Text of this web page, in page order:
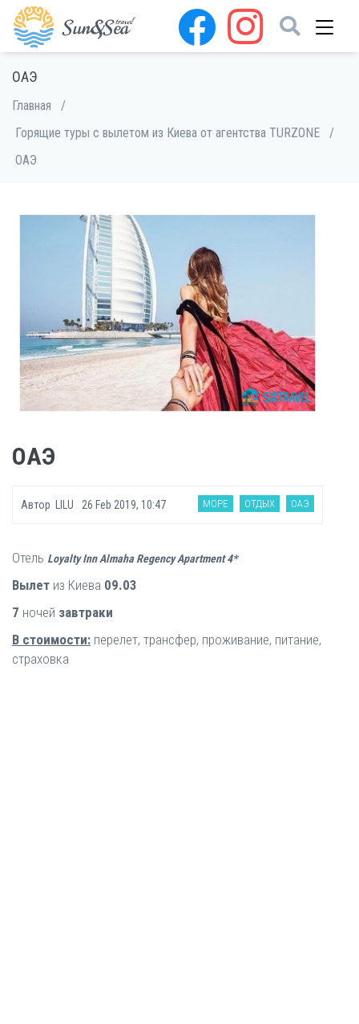
ОАЭ
Главная
/
Горящие туры с вылетом из Киева от агентства TURZONE
/
ОАЭ
ОАЭ
Автор LILU 26 Feb 2019, 10:47 МОРЕ ОТДЫХ ОАЭ
Отель Loyalty Inn Almaha Regency Apartment 4*
Вылет из Киева 09.03
7 ночей завтраки
В стоимости: перелет, трансфер, проживание, питание,
страховка